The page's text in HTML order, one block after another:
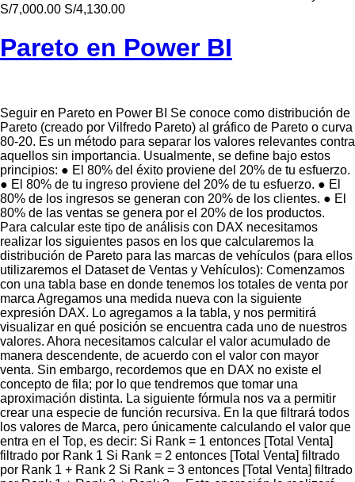
S/7,000.00 S/4,130.00
Pareto en Power BI
Seguir en Pareto en Power BI Se conoce como distribución de
Pareto (creado por Vilfredo Pareto) al gráfico de Pareto o curva
80-20. Es un método para separar los valores relevantes contra
aquellos sin importancia. Usualmente, se define bajo estos
principios: ● El 80% del éxito proviene del 20% de tu esfuerzo.
● El 80% de tu ingreso proviene del 20% de tu esfuerzo. ● El
80% de los ingresos se generan con 20% de los clientes. ● El
80% de las ventas se genera por el 20% de los productos.
Para calcular este tipo de análisis con DAX necesitamos
realizar los siguientes pasos en los que calcularemos la
distribución de Pareto para las marcas de vehículos (para ellos
utilizaremos el Dataset de Ventas y Vehículos): Comenzamos
con una tabla base en donde tenemos los totales de venta por
marca Agregamos una medida nueva con la siguiente
expresión DAX. Lo agregamos a la tabla, y nos permitirá
visualizar en qué posición se encuentra cada uno de nuestros
valores. Ahora necesitamos calcular el valor acumulado de
manera descendente, de acuerdo con el valor con mayor
venta. Sin embargo, recordemos que en DAX no existe el
concepto de fila; por lo que tendremos que tomar una
aproximación distinta. La siguiente fórmula nos va a permitir
crear una especie de función recursiva. En la que filtrará todos
los valores de Marca, pero únicamente calculando el valor que
entra en el Top, es decir: Si Rank = 1 entonces [Total Venta]
filtrado por Rank 1 Si Rank = 2 entonces [Total Venta] filtrado
por Rank 1 + Rank 2 Si Rank = 3 entonces [Total Venta] filtrado